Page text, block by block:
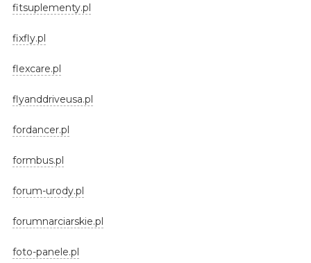
fitsuplementy.pl
fixfly.pl
flexcare.pl
flyanddriveusa.pl
fordancer.pl
formbus.pl
forum-urody.pl
forumnarciarskie.pl
foto-panele.pl